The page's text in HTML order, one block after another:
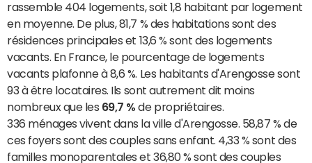
rassemble 404 logements, soit 1,8 habitant par logement
en moyenne. De plus, 81,7 % des habitations sont des
résidences principales et 13,6 % sont des logements
vacants. En France, le pourcentage de logements
vacants plafonne à 8,6 %. Les habitants d'Arengosse sont
93 à être locataires. Ils sont autrement dit moins
nombreux que les 69,7 % de propriétaires.
336 ménages vivent dans la ville d'Arengosse. 58,87 % de
ces foyers sont des couples sans enfant. 4,33 % sont des
familles monoparentales et 36,80 % sont des couples